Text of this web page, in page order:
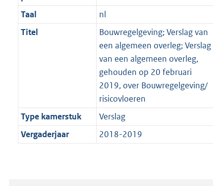
Taal
nl
Titel
Bouwregelgeving; Verslag van
een algemeen overleg; Verslag
van een algemeen overleg,
gehouden op 20 februari
2019, over Bouwregelgeving/
risicovloeren
Type kamerstuk
Verslag
Vergaderjaar
2018-2019